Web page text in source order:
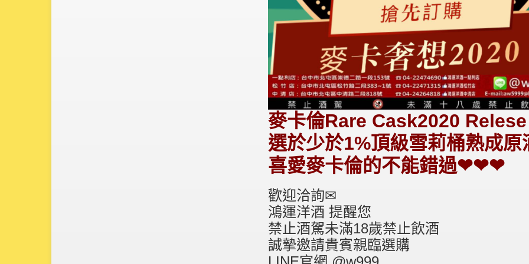
麥卡倫Rare Cask2020 Relese
選於少於1%頂級雪莉桶熟成原
喜愛麥卡倫的不能錯過❤❤❤
歡迎洽詢✉
鴻運洋酒 提醒您
禁止酒駕未滿18歲禁止飲酒
誠摯邀請貴賓親臨選購